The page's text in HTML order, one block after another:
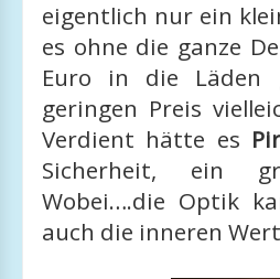
eigentlich nur ein
es ohne die ganze
Euro in die Läden
geringen Preis
Verdient hätte es
Sicherheit, ein
Wobei….die Optik
auch die inneren